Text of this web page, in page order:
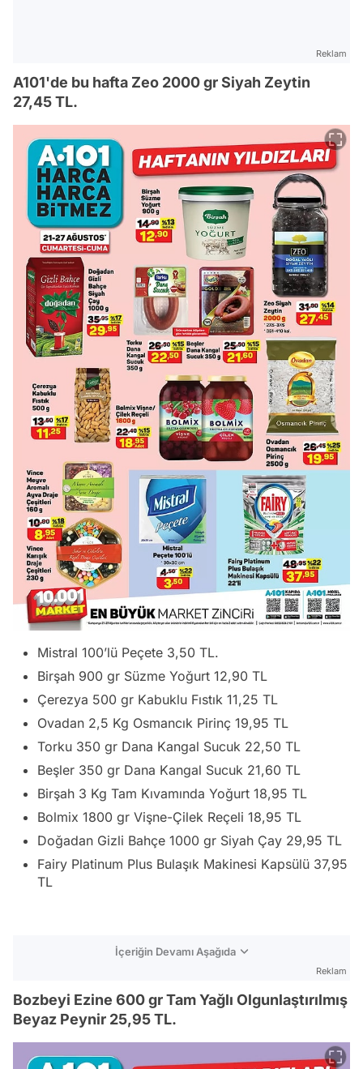
Reklam
A101'de bu hafta Zeo 2000 gr Siyah Zeytin
27,45 TL.
Mistral 100’lü Peçete 3,50 TL.
Birşah 900 gr Süzme Yoğurt 12,90 TL
Çerezya 500 gr Kabuklu Fıstık 11,25 TL
Ovadan 2,5 Kg Osmancık Pirinç 19,95 TL
Torku 350 gr Dana Kangal Sucuk 22,50 TL
Beşler 350 gr Dana Kangal Sucuk 21,60 TL
Birşah 3 Kg Tam Kıvamında Yoğurt 18,95 TL
Bolmix 1800 gr Vişne-Çilek Reçeli 18,95 TL
Doğadan Gizli Bahçe 1000 gr Siyah Çay 29,95 TL
Fairy Platinum Plus Bulaşık Makinesi Kapsülü 37,95
TL
İçeriğin Devamı Aşağıda
Reklam
Bozbeyi Ezine 600 gr Tam Yağlı Olgunlaştırılmış
Beyaz Peynir 25,95 TL.